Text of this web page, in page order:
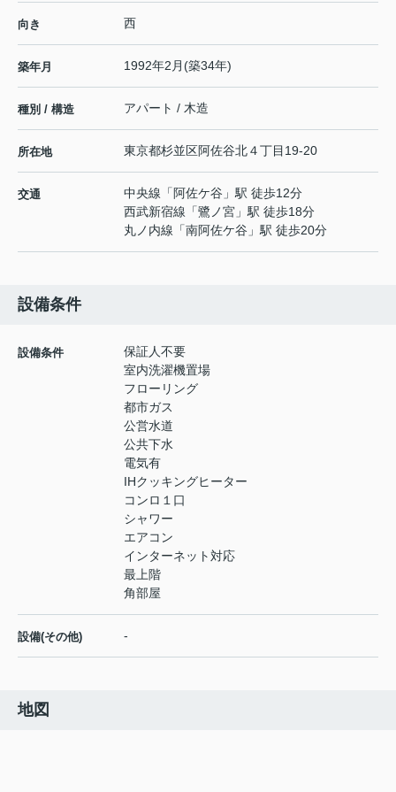
向き 西
築年月 1992年2月(築34年)
種別 / 構造 アパート / 木造
所在地 東京都杉並区阿佐谷北４丁目19-20
交通 中央線 「 阿佐ケ谷 」駅 徒歩12分
西武新宿線 「鷺ノ宮 」駅 徒歩18分
丸ノ内線 「南阿佐ケ谷 」駅 徒歩20分
設備条件
設備条件
保証人不要
室内洗濯機置場
フローリング
都市ガス
公営水道
公共下水
電気有
IHクッキングヒーター
コンロ１口
シャワー
エアコン
インターネット対応
最上階
角部屋
設備(その他) -
地図